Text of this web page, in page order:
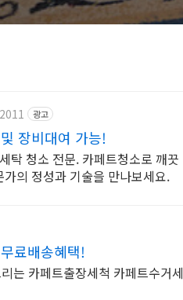
광고
장비대여 가능!
탁 청소 전문. 카페트청소로 깨끗
의 정성과 기술을 만나보세요.
료배송혜택!
는 카페트출장세척 카페트수거세